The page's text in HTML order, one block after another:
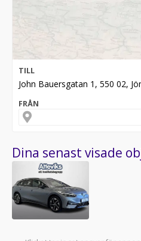
TILL
John Bauersgatan 1, 550 02,
FRÅN
Dina senast visade